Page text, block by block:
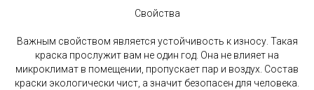
Свойства
Важным свойством является устойчивость к износу. Такая
краска прослужит вам не один год. Она не влияет на
микроклимат в помещении, пропускает пар и воздух. Состав
краски экологически чист, а значит безопасен для человека.